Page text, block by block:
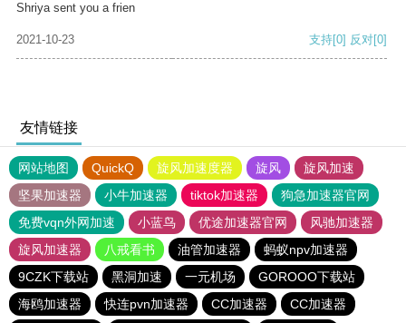
Shriya sent you a frien
2021-10-23 支持[0] 反对[0]
友情链接
网站地图 QuickQ 旋风加速度器 旋风
旋风加速
坚果加速器
小牛加速器 tiktok加速器
狗急加速器官网
免费vqn外网加速
小蓝鸟 优途加速器官网
风驰加速器
旋风加速器
八戒看书 油管加速器
蚂蚁npv加速器
9CZK下载站
黑洞加速 一元机场
GOROOO下载站
海鸥加速器
快连pvn加速器 CC加速器
CC加速器